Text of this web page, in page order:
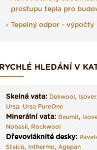
prostupu tepla pro
Tepelný odpor - výpočty
RYCHLÉ HLEDÁNÍ V
Skelná vata: Dekwool, Isover
Ursa, Ursa PureOne
Minerální vata: Baumit,
Nobasil, Rockwool
Dřevovláknité desky:
Steico, Inthermo, Agepan